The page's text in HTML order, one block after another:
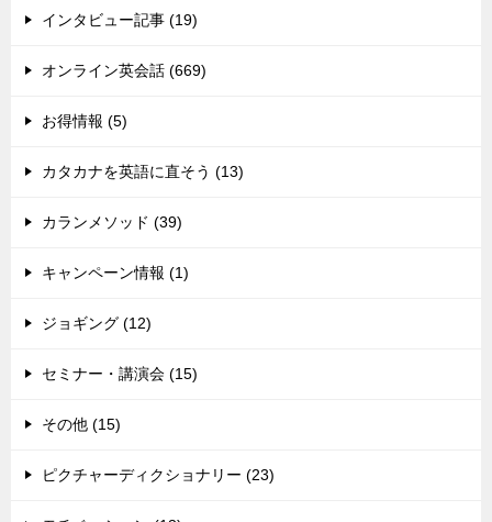
インタビュー記事 (19)
オンライン英会話 (669)
お得情報 (5)
カタカナを英語に直そう (13)
カランメソッド (39)
キャンペーン情報 (1)
ジョギング (12)
セミナー・講演会 (15)
その他 (15)
ピクチャーディクショナリー (23)